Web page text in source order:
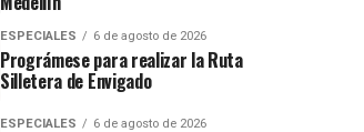
ESPECIALES 6 de agosto de 2026
Prográmese para realizar la Ruta
Silletera de Envigado
ESPECIALES 6 de agosto de 2026